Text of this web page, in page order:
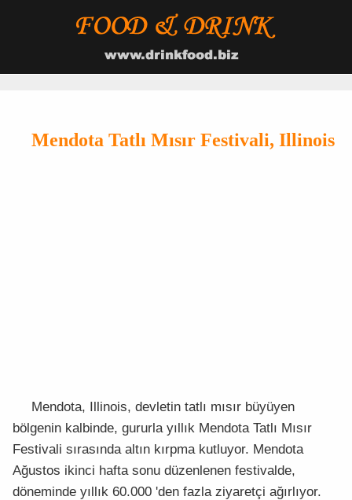
Mendota Tatlı Mısır Festivali, Illinois
Mendota, Illinois, devletin tatlı mısır büyüyen
bölgenin kalbinde, gururla yıllık Mendota Tatlı Mısır
Festivali sırasında altın kırpma kutluyor. Mendota
Ağustos ikinci hafta sonu düzenlenen festivalde,
döneminde yıllık 60.000 'den fazla ziyaretçi ağırlıyor.